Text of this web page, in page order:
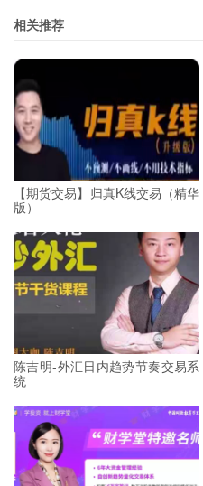
相关推荐
【期货交易】归真K线交易（精华
版）
陈吉明-外汇日内趋势节奏交易系
统